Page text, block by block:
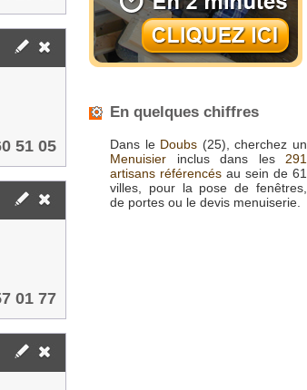
51 05
01 77
En quelques chiffres
Dans le Doubs (25), cherchez un
Menuisier inclus dans les 291
artisans référencés au sein de 61
villes, pour la pose de fenêtres,
de portes ou le devis menuiserie.